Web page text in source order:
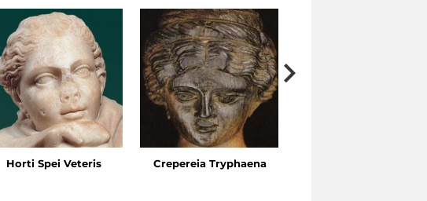
Horti Spei Veteris Crepereia Tryphaena